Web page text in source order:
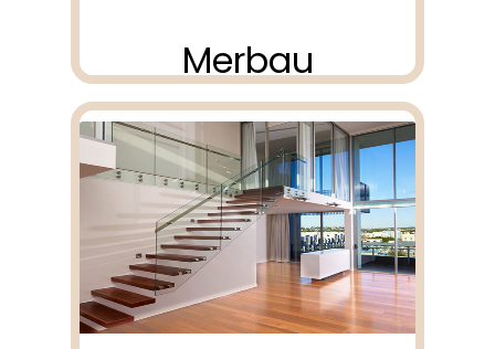
Merbau